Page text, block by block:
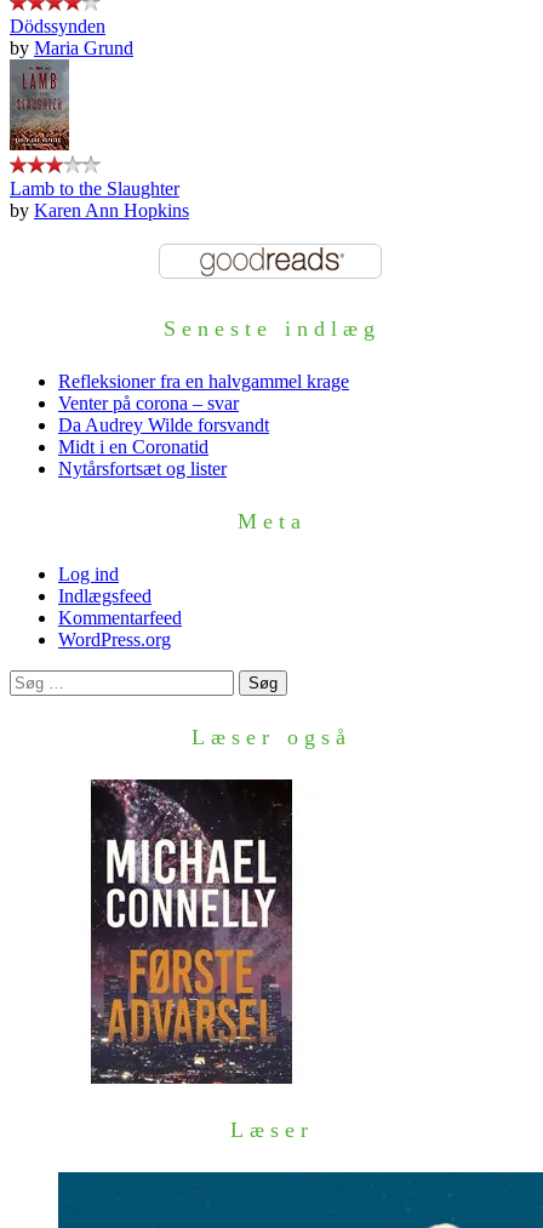
Dödssynden
by Maria Grund
Lamb to the Slaughter
by Karen Ann Hopkins
Seneste indlæg
Refleksioner fra en halvgammel krage
Venter på corona – svar
Da Audrey Wilde forsvandt
Midt i en Coronatid
Nytårsfortsæt og lister
Meta
Log ind
Indlægsfeed
Kommentarfeed
WordPress.org
Søg
efter:
Læser også
Læser